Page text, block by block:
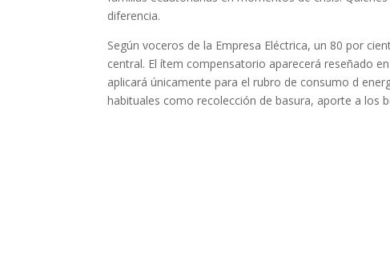
diferencia.
Según voceros de la Empresa Eléctrica, un 80 por
central. El ítem compensatorio aparecerá reseñado
aplicará únicamente para el rubro de consumo d
habituales como recolección de basura, aporte a los